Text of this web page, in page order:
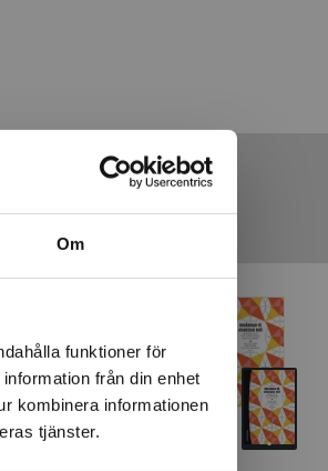
Om
funktioner för
från din enhet
kombinera informationen
tjänster.